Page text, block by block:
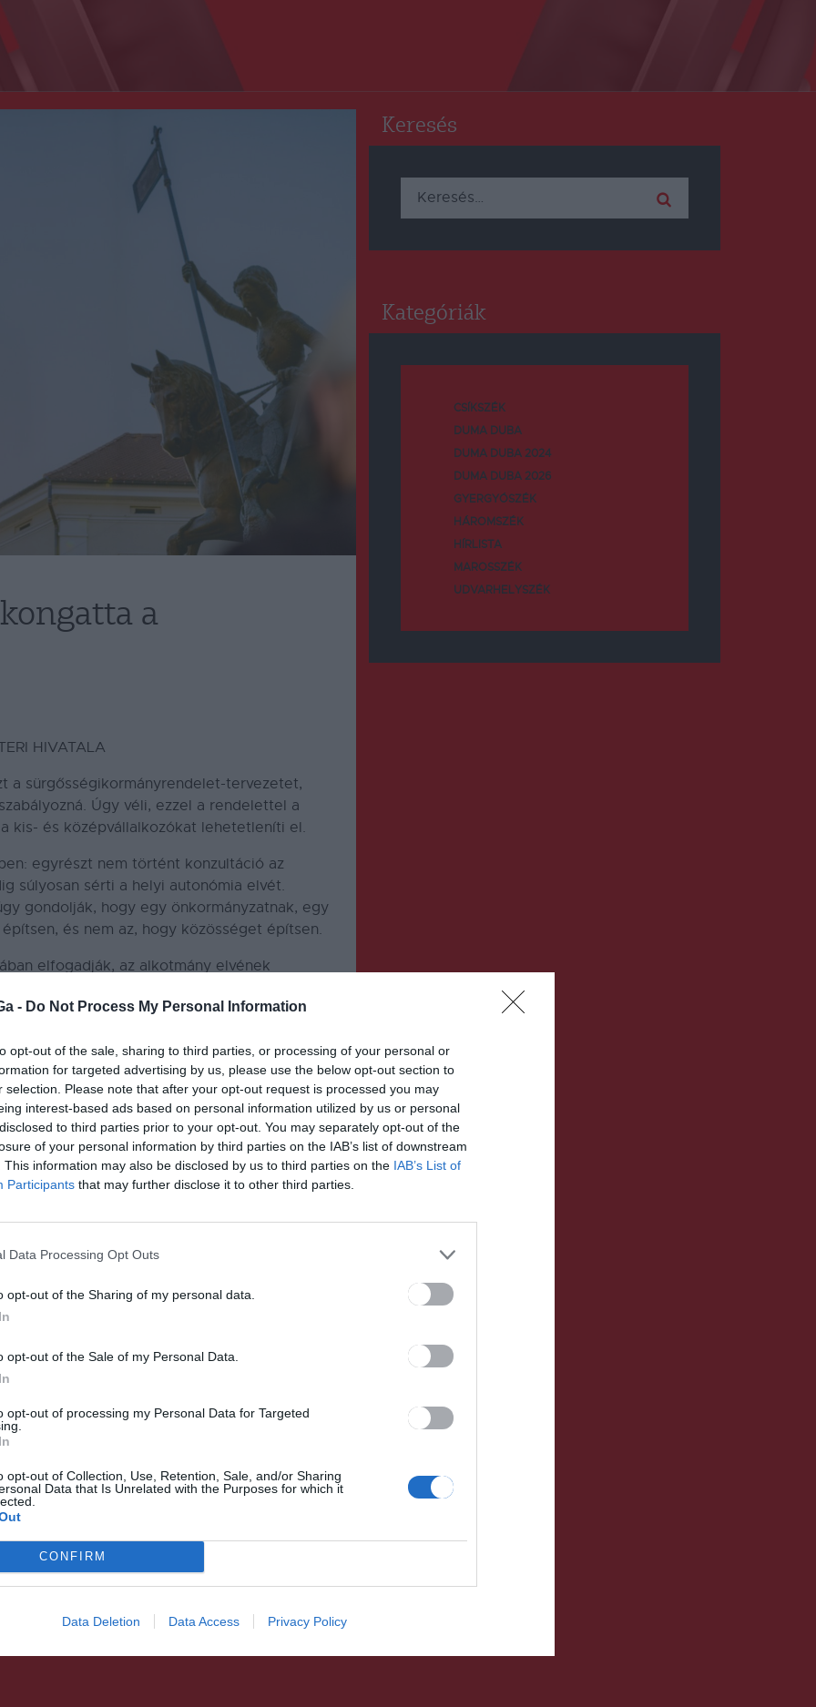
- Do Not Process My Personal Information
opt-out of the sale, sharing to third parties, or processing of your personal or
for targeted advertising by us, please use the below opt-out section to
selection. Please note that after your opt-out request is processed you may
interest-based ads based on personal information utilized by us or personal
to third parties prior to your opt-out. You may separately opt-out of the
of your personal information by third parties on the IAB’s list of downstream
This information may also be disclosed by us to third parties on the IAB’s List of
Participants that may further disclose it to other third parties.
Data Processing Opt Outs
opt-out of the Sharing of my personal data.
opt-out of the Sale of my Personal Data.
opt-out of processing my Personal Data for Targeted
opt-out of Collection, Use, Retention, Sale, and/or Sharing
Data that Is Unrelated with the Purposes for which it
CONFIRM
Data Deletion Data Access Privacy Policy
a
HIVATALA
a sürgősségikormányrendelet-tervezetet,
Úgy véli, ezzel a rendelettel a
kis- és középvállalkozókat lehetetleníti el.
egyrészt nem történt konzultáció az
súlyosan sérti a helyi autonómia elvét.
gondolják, hogy egy önkormányzatnak, egy
és nem az, hogy közösséget építsen.
elfogadják, az alkotmány elvének
KÖVETKEZŐ BEJEGYZÉS
Újabb szakaszát újítják fel a
csíkszeredai Kossuth Lajos
Lemondott Zsigmond Zoltán,
alpolgármestere
Keresés
Keresés:
Kategóriák
CSÍKSZÉK
DUMA DUBA
DUMA DUBA 2024
DUMA DUBA 2026
GYERGYÓSZÉK
HÁROMSZÉK
HÍRLISTA
MAROSSZÉK
UDVARHELYSZÉK